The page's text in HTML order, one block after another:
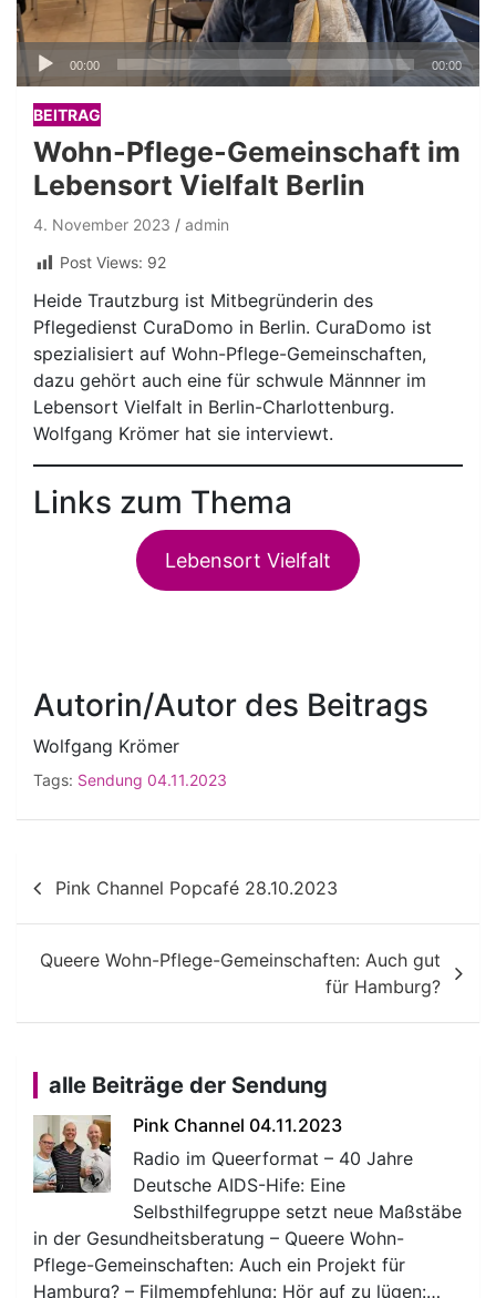
Audio-
Player
00:00 00:00
BEITRAG
Wohn-Pflege-Gemeinschaft im
Lebensort Vielfalt Berlin
4. November 2023
admin
Post Views: 92
Heide Trautzburg ist Mitbegründerin des
Pflegedienst CuraDomo in Berlin. CuraDomo ist
spezialisiert auf Wohn-Pflege-Gemeinschaften,
dazu gehört auch eine für schwule Männner im
Lebensort Vielfalt in Berlin-Charlottenburg.
Wolfgang Krömer hat sie interviewt.
Links zum Thema
Lebensort Vielfalt
Autorin/Autor des Beitrags
Wolfgang Krömer
Tags: Sendung 04.11.2023
Beitragsnavigation
Pink Channel Popcafé 28.10.2023
Queere Wohn-Pflege-Gemeinschaften: Auch gut
für Hamburg?
alle Beiträge der Sendung
Pink Channel 04.11.2023
Radio im Queerformat – 40 Jahre
Deutsche AIDS-Hife: Eine
Selbsthilfegruppe setzt neue Maßstäbe
in der Gesundheitsberatung – Queere Wohn-
Pflege-Gemeinschaften: Auch ein Projekt für
Hamburg? – Filmempfehlung: Hör auf zu lügen:…